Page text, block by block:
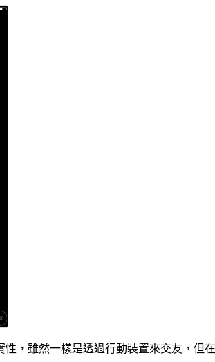
，雖然一樣是透過行動裝置來交友，但